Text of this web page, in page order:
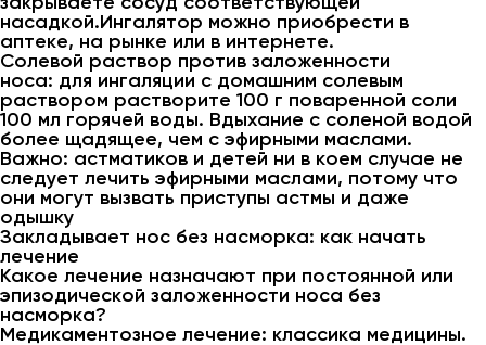
насадкой.Ингалятор можно приобрести в
аптеке, на рынке или в интернете.
Солевой раствор против заложенности
носа: для ингаляции с домашним солевым
раствором растворите 100 г поваренной соли
100 мл горячей воды. Вдыхание с соленой водой
более щадящее, чем с эфирными маслами.
Важно: астматиков и детей ни в коем случае не
следует лечить эфирными маслами, потому что
они могут вызвать приступы астмы и даже
одышку
Закладывает нос без насморка: как начать
лечение
Какое лечение назначают при постоянной или
эпизодической заложенности носа без
насморка?
Медикаментозное лечение: классика медицины.